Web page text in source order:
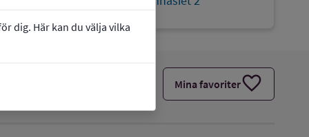
dig. Här kan du välja vilka
Mina favoriterfavorite